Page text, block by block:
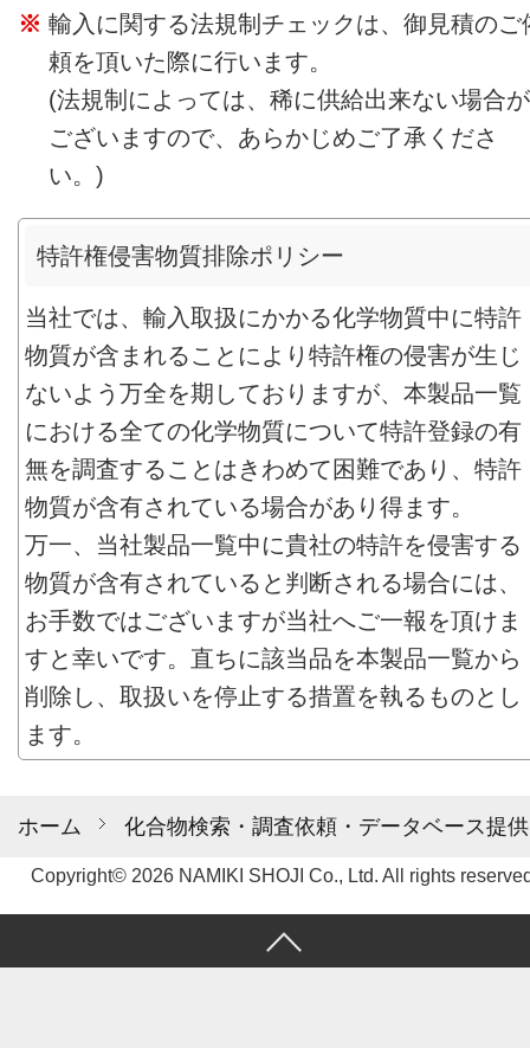
ホーム 化合物検索・調査依頼・データベース提供
輸入に関する法規制チェックは、御見積のご
頼を頂いた際に行います。
(法規制によっては、稀に供給出来ない場合が
ございますので、あらかじめご了承くださ
い。)
特許権侵害物質排除ポリシー
当社では、輸入取扱にかかる化学物質中に特許
物質が含まれることにより特許権の侵害が生じ
ないよう万全を期しておりますが、本製品一覧
における全ての化学物質について特許登録の有
無を調査することはきわめて困難であり、特許
物質が含有されている場合があり得ます。
万一、当社製品一覧中に貴社の特許を侵害する
物質が含有されていると判断される場合には、
お手数ではございますが当社へご一報を頂けま
すと幸いです。直ちに該当品を本製品一覧から
削除し、取扱いを停止する措置を執るものとし
ます。
Copyright© 2026 NAMIKI SHOJI Co., Ltd. All rights